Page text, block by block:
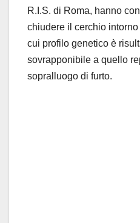
R.I.S. di Roma, hanno
chiudere il cerchio intorno
cui profilo genetico è
sovrapponibile a quello
sopralluogo di furto.